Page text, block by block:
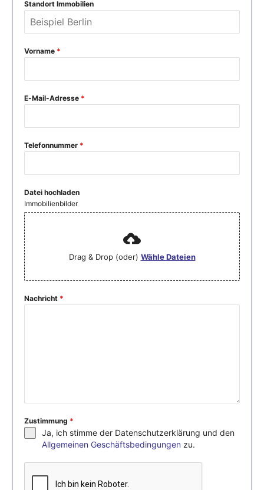
Standort Immobilien
Vorname *
E-Mail-Adresse *
Telefonnummer *
Datei hochladen
Immobilienbilder
Drag & Drop (oder) Wähle Dateien
Nachricht *
Zustimmung *
Ja, ich stimme der Datenschutzerklärung und den
Allgemeinen Geschäftsbedingungen zu.